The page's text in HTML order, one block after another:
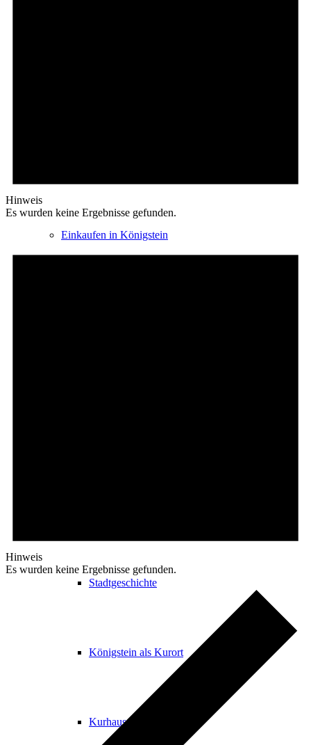
Einkaufen in Königstein
Stadtgeschichte
Königstein als Kurort
Kurhaus & Kurpark
Hinweis
Es wurden keine Ergebnisse gefunden.
Hinweis
Es wurden keine Ergebnisse gefunden.